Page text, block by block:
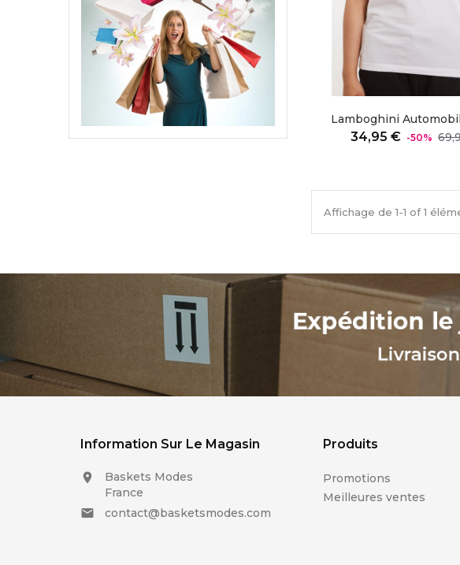
Lamboghini
34,95 € Prix
-50%
Affichage de 1-1 of 1
Information Sur Le Magasin

Baskets Modes
France

contact@basketsmodes.com
Produits
Promotions
Meilleures ventes